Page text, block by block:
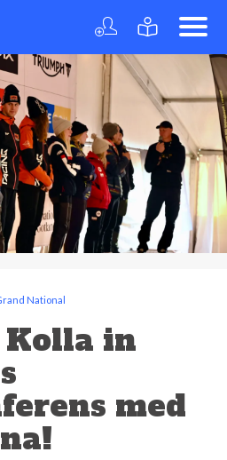
National
Kolla in
med